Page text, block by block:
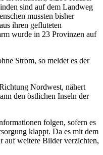
sind auf dem Landweg
mussten bisher
ihren gefluteten
wurde in 23 Provinzen auf
Strom, so meldet es der
Nordwest, nähert
den östlichen Inseln der
folgen, sofern es
klappt. Da es mit dem
auf weitere Bilder verzichten,